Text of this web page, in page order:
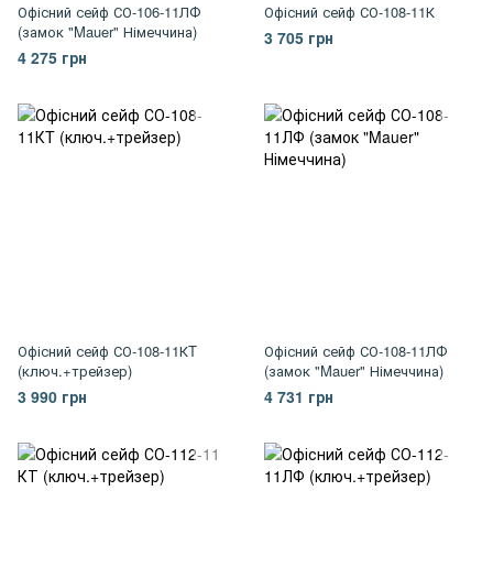
Офісний сейф СО-106-11ЛФ
(замок "Mauer" Німеччина)
4 275 грн
Офісний сейф СО-108-11К
3 705 грн
Офісний сейф СО-108-11КT
(ключ.+трейзер)
3 990 грн
Офісний сейф СО-108-11ЛФ
(замок "Mauer" Німеччина)
4 731 грн